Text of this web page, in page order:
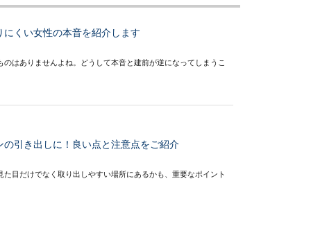
くい女性の本音を紹介します
はありませんよね。どうして本音と建前が逆になってしまうこ
の引き出しに！良い点と注意点をご紹介
た目だけでなく取り出しやすい場所にあるかも、重要なポイント